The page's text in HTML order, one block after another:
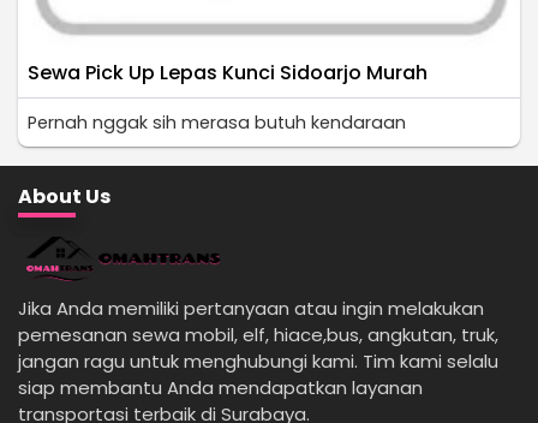
Sewa Pick Up Lepas Kunci Sidoarjo Murah
Pernah nggak sih merasa butuh kendaraan
About Us
Jika Anda memiliki pertanyaan atau ingin melakukan
pemesanan sewa mobil, elf, hiace,bus, angkutan, truk,
jangan ragu untuk menghubungi kami. Tim kami selalu
siap membantu Anda mendapatkan layanan
transportasi terbaik di Surabaya.